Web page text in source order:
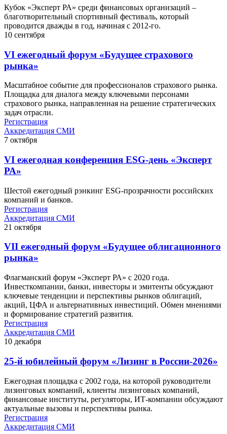
Кубок «Эксперт РА» среди финансовых организаций –
благотворительный спортивный фестиваль, который
проводится дважды в год, начиная с 2012-го.
10 сентября
VI ежегодный форум «Будущее страхового
рынка»
Масштабное событие для профессионалов страхового рынка.
Площадка для диалога между ключевыми персонами
страхового рынка, направленная на решение стратегических
задач отрасли.
Регистрация
Аккредитация СМИ
7 октября
VI ежегодная конференция ESG-день «Эксперт
РА»
Шестой ежегодный рэнкинг ESG-прозрачности российских
компаний и банков.
Регистрация
Аккредитация СМИ
21 октября
VII ежегодный форум «Будущее облигационного
рынка»
Флагманский форум «Эксперт РА» с 2020 года.
Инвесткомпании, банки, инвесторы и эмитенты обсуждают
ключевые тенденции и перспективы рынков облигаций,
акций, ЦФА и альтернативных инвестиций. Обмен мнениями
и формирование стратегий развития.
Регистрация
Аккредитация СМИ
10 декабря
25-й юбилейный форум «Лизинг в России-2026»
Ежегодная площадка с 2002 года, на которой руководители
лизинговых компаний, клиенты лизинговых компаний,
финансовые институты, регуляторы, ИТ-компании обсуждают
актуальные вызовы и перспективы рынка.
Регистрация
Аккредитация СМИ